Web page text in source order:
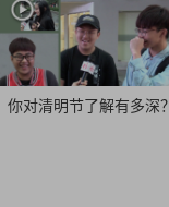
对清明节了解有多深？